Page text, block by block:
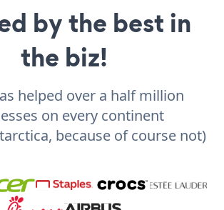
by the best in
the biz!
helped over a half million
on every continent
because of course not)